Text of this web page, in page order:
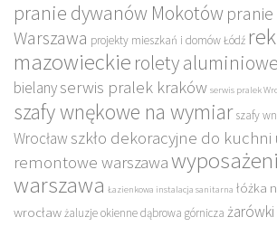
pranie dywanów Mokotów pranie
Warszawa projekty mieszkań i domów Łódź
mazowieckie rolety aluminiowe
bielanyserwis pralek kraków serwis pralek
szafy wnękowe na wymiar szafy
Wrocław szkło dekoracyjne do kuchni
remontowe warszawa
warszawa Łazienkowa instalacja sanitarna łóżka
wrocławżaluzje okienne dąbrowa górnicza żarówki